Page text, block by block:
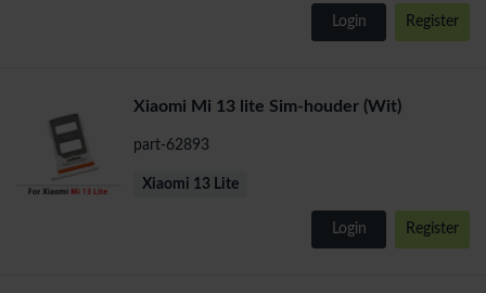
Login Register
Xiaomi Mi 13 lite Sim-houder (Wit)
part-62893
Xiaomi 13 Lite
Login Register